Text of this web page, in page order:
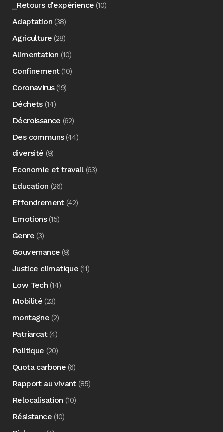
_Retours d'expérience (10)
Adaptation (38)
Agriculture (28)
Alimentation (10)
Confinement(10)
Coronavirus(19)
Déchets(14)
Décroissance (62)
Des communs(44)
diversité (9)
Economie et travail(63)
Education (26)
Effondrement(42)
Emotions(15)
Genre (3)
Gouvernance (9)
Justice climatique (11)
Low Tech (14)
Mobilité (23)
montagne (2)
Patriarcat(4)
Politique (20)
Quota carbone (6)
Rapport au vivant(85)
Relocalisation (10)
Résistance (10)